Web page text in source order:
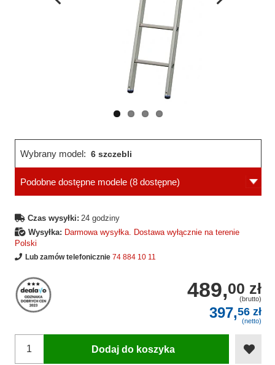
Wybrany model: 6 szczebli
Podobne dostępne modele (8 dostępne)
Czas wysyłki: 24 godziny
Wysyłka: Darmowa wysyłka. Dostawa wyłącznie na terenie
Polski
Lub zamów telefonicznie 74 884 10 11
489,00 zł
(brutto)
397,56 zł
(netto)
Dodaj do koszyka